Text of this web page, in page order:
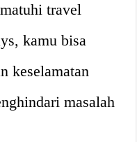
travel
kamu bisa
keselamatan
masalah